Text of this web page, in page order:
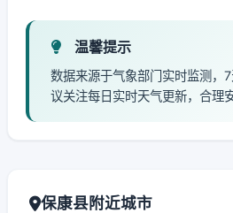
温馨提示
数据来源于气象部门实时监测，
议关注每日实时天气更新，合理
保康县附近城市